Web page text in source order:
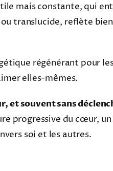
mais constante, qui
translucide, reflète
régénérant pour
elles-mêmes.
et souvent sans
progressive du cœur,
soi et les autres.